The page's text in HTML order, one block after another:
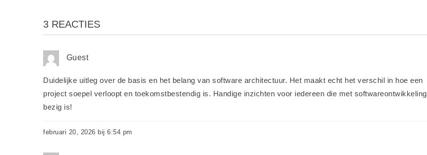
3 REACTIES
Guest
Duidelijke uitleg over de basis en het belang van software architectuur. Het maakt echt het verschil in hoe een
project soepel verloopt en toekomstbestendig is. Handige inzichten voor iedereen die met softwareontwikkeling
bezig is!
februari 20, 2026 bij 6:54 pm